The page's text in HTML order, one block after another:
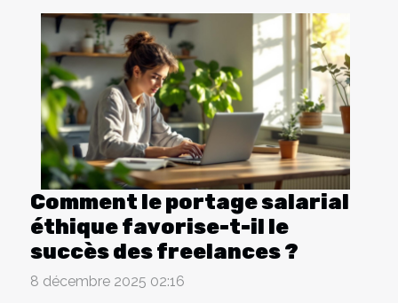
Comment le portage salarial
éthique favorise-t-il le
succès des freelances ?
8 décembre 2025 02:16